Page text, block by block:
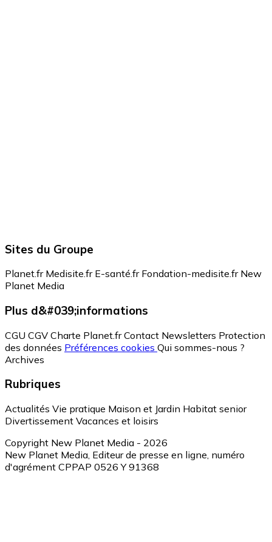
Sites du Groupe
Planet.fr Medisite.fr E-santé.fr Fondation-medisite.fr New
Planet Media
Plus d&#039;informations
CGU CGV Charte Planet.fr Contact Newsletters Protection
des données Préférences cookies Qui sommes-nous ?
Archives
Rubriques
Actualités Vie pratique Maison et Jardin Habitat senior
Divertissement Vacances et loisirs
Copyright New Planet Media - 2026
New Planet Media, Editeur de presse en ligne, numéro
d'agrément CPPAP 0526 Y 91368